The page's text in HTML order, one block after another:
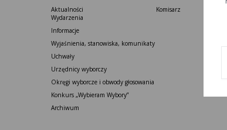
Aktualności
Wydarzenia
Informacje
Wyjaśnienia, stanowiska, komunikaty
Uchwały
Urzędnicy wyborczy
Okręgi wyborcze i obwody głosowania
Konkurs „Wybieram Wybory”
Archiwum
Komisarz